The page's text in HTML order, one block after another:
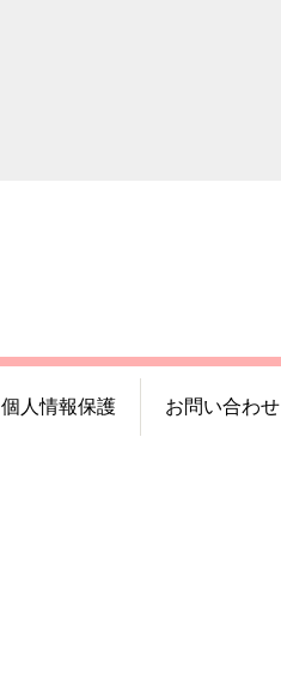
個人情報保護 お問い合わせ